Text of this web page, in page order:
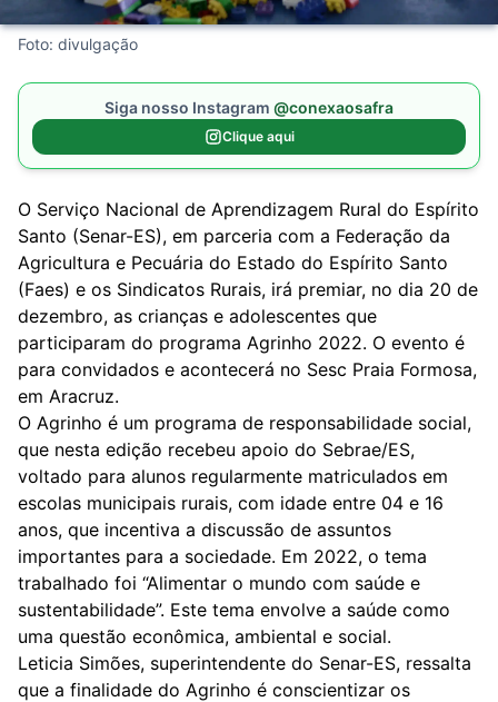
Foto: divulgação
Siga nosso Instagram @conexaosafra
Clique aqui
O Serviço Nacional de Aprendizagem Rural do Espírito
Santo (Senar-ES), em parceria com a Federação da
Agricultura e Pecuária do Estado do Espírito Santo
(Faes) e os Sindicatos Rurais, irá premiar, no dia 20 de
dezembro, as crianças e adolescentes que
participaram do programa Agrinho 2022. O evento é
para convidados e acontecerá no Sesc Praia Formosa,
em Aracruz.
O Agrinho é um programa de responsabilidade social,
que nesta edição recebeu apoio do Sebrae/ES,
voltado para alunos regularmente matriculados em
escolas municipais rurais, com idade entre 04 e 16
anos, que incentiva a discussão de assuntos
importantes para a sociedade. Em 2022, o tema
trabalhado foi “Alimentar o mundo com saúde e
sustentabilidade”. Este tema envolve a saúde como
uma questão econômica, ambiental e social.
Leticia Simões, superintendente do Senar-ES, ressalta
que a finalidade do Agrinho é conscientizar os